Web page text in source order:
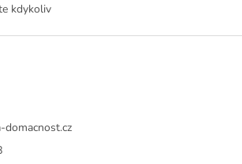
y
u
kdykoliv
domacnost.cz